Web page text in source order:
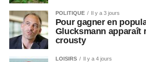
POLITIQUE Il y a 3 jours
Pour gagner en
Glucksmann apparaît
crousty
LOISIRS Il y a 4 jours